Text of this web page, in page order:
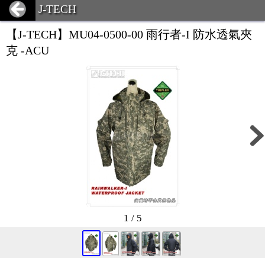
J-TECH
【J-TECH】MU04-0500-00 雨行者-I 防水透氣夾
克 -ACU
1 / 5